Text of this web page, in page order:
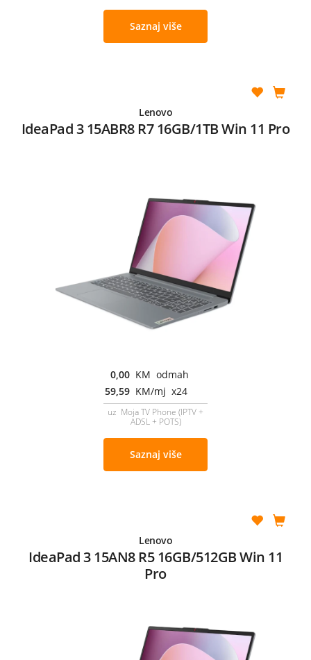
Saznaj više
Lenovo
IdeaPad 3 15ABR8 R7 16GB/1TB Win 11 Pro
0,00 KM odmah
59,59 KM/mj x24
uz Moja TV Phone (IPTV +
ADSL + POTS)
Saznaj više
Lenovo
IdeaPad 3 15AN8 R5 16GB/512GB Win 11
Pro